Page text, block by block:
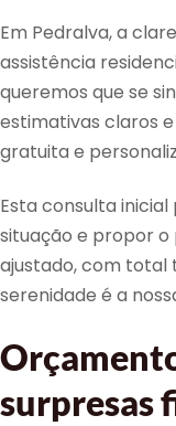
Em Pedralva, a
assistência
queremos que se
estimativas claros
gratuita e
Esta consulta
situação e propor o
ajustado, com total
serenidade é a
surpresas